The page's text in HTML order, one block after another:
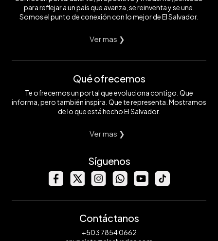
para reflejar a un país que avanza, se reinventa y se une.
Somos el punto de conexión con lo mejor de El Salvador.
Ver mas ❯
Qué ofrecemos
Te ofrecemos un portal que evoluciona contigo. Que
informa, pero también inspira. Que te representa. Mostramos
de lo que está hecho El Salvador.
Ver mas ❯
Síguenos
Contáctanos
+503 7854 0662